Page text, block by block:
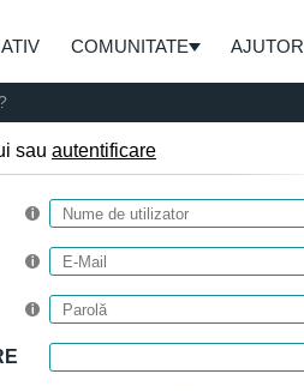
COMUNITATE AJUTOR
sau autentificare